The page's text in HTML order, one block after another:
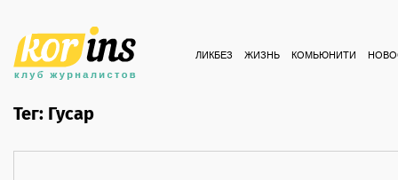
ЛИКБЕЗ ЖИЗНЬ КОМЬЮНИТИ
Тег: Гусар